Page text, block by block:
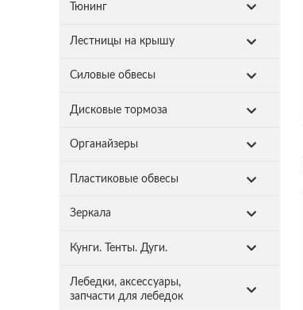
Тюнинг
Лестницы на крышу
Силовые обвесы
Дисковые тормоза
Органайзеры
Пластиковые обвесы
Зеркала
Кунги. Тенты. Дуги.
Лебедки, аксессуары,
запчасти для лебедок